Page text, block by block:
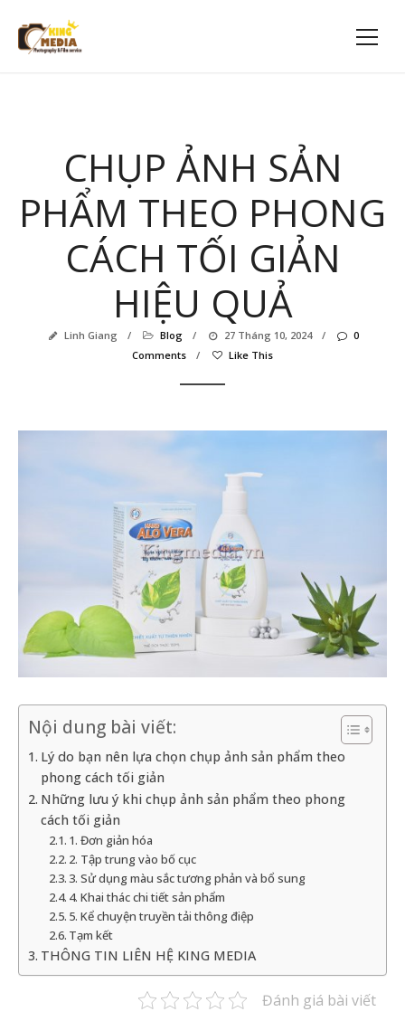
CHỤP ẢNH SẢN
PHẨM THEO PHONG
CÁCH TỐI GIẢN
HIỆU QUẢ
Linh Giang / Blog / 27 Tháng 10, 2024 /
0
Comments
/ Like This
Nội dung bài viết:
Lý do bạn nên lựa chọn chụp ảnh sản phẩm theo
phong cách tối giản
Những lưu ý khi chụp ảnh sản phẩm theo phong
cách tối giản
1. Đơn giản hóa
2. Tập trung vào bố cục
3. Sử dụng màu sắc tương phản và bổ sung
4. Khai thác chi tiết sản phẩm
5. Kể chuyện truyền tải thông điệp
Tạm kết
THÔNG TIN LIÊN HỆ KING MEDIA
Đánh giá bài viết